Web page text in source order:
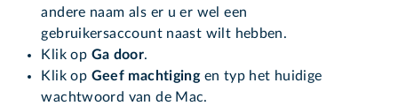
andere naam als er u er wel een
gebruikersaccount naast wilt hebben.
Klik op Ga door.
Klik op Geef machtigingen typ het huidige
wachtwoord van de Mac.